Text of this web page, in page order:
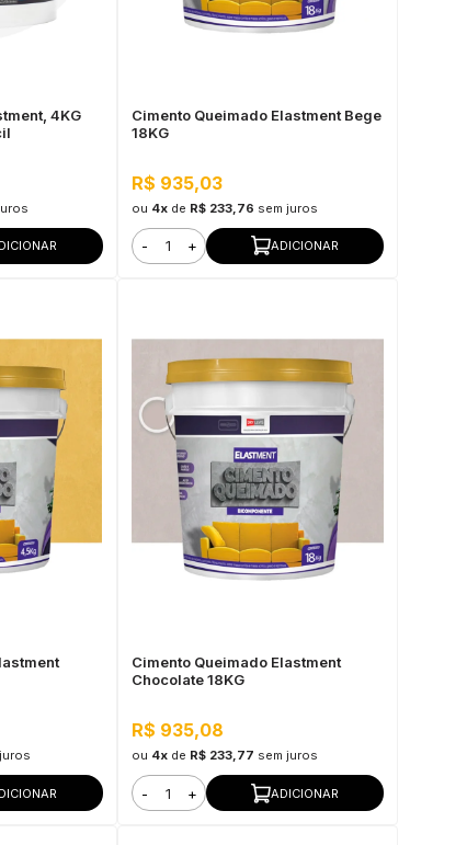
4KG
Cimento Queimado Elastment Bege
18KG
R$ 935,03
ou 4xde R$ 233,76 sem juros
- + ADICIONAR
Cimento Queimado Elastment
Chocolate 18KG
R$ 935,08
ou 4xde R$ 233,77 sem juros
- + ADICIONAR